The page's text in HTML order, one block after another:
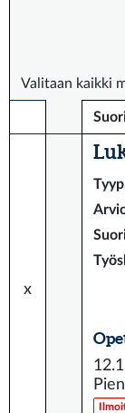
Valitaan kaikki
x